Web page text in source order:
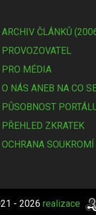
ARCHIV ČLÁNKŮ
PROVOZOVATEL
PRO MÉDIA
O NÁS ANEB NA CO
PŮSOBNOST
PŘEHLED ZKRATEK
OCHRANA SOUKROMÍ
- 2026 realizace